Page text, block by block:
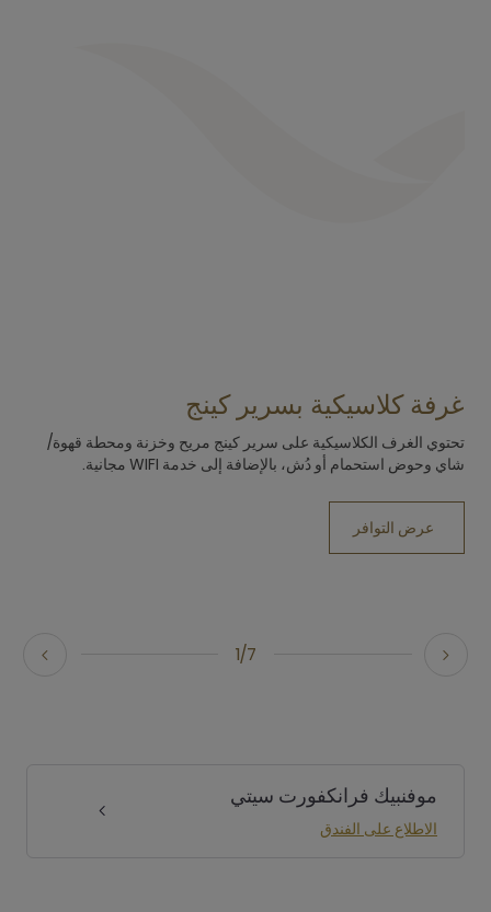
1/7
غرفة كلاسيكية بسرير كينج
تحتوي الغرف الكلاسيكية على سرير كينج مريح وخزنة ومحطة قهوة/
شاي وحوض استحمام أو دُش، بالإضافة إلى خدمة WIFI مجانية.
عرض التوافر
موفنبيك فرانكفورت سيتي
الاطلاع على الفندق